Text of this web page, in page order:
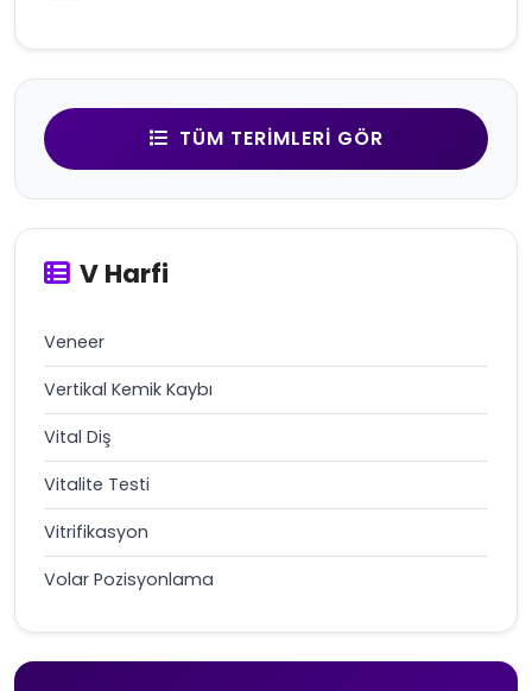
TÜM TERIMLERI GÖR
V Harfi
Veneer
Vertikal Kemik Kaybı
Vital Diş
Vitalite Testi
Vitrifikasyon
Volar Pozisyonlama